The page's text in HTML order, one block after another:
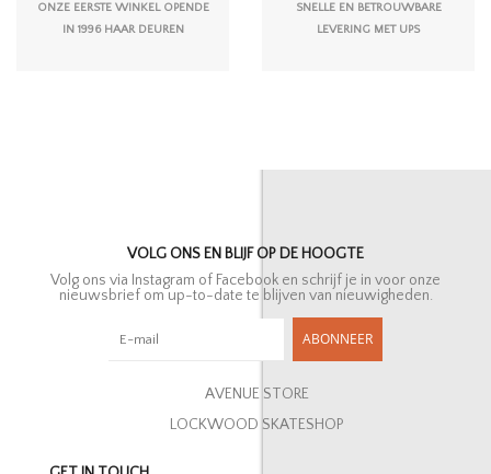
ONZE EERSTE WINKEL OPENDE
IN 1996 HAAR DEUREN
SNELLE EN BETROUWBARE
LEVERING MET UPS
VOLG ONS EN BLIJF OP DE HOOGTE
Volg ons via Instagram of Facebook en schrijf je in voor onze
nieuwsbrief om up-to-date te blijven van nieuwigheden.
ABONNEER
AVENUE STORE
LOCKWOOD SKATESHOP